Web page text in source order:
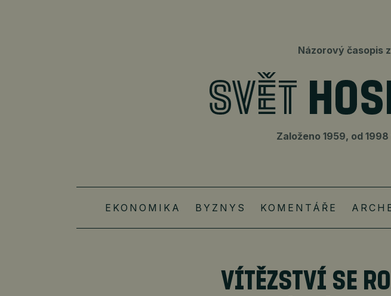
Názorový časopis
Založeno 1959, od
EKONOMIKA BYZNYS KOMENTÁŘE
VÍTĚZSTVÍ SE